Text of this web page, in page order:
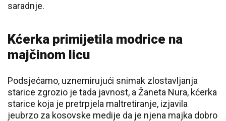
saradnje.
Kćerka primijetila modrice na
majčinom licu
​Podsjećamo, uznemirujući snimak zlostavljanja
starice zgrozio je tada javnost, a Žaneta Nura, kćerka
starice koja je pretrpjela maltretiranje, izjavila
jeubrzo za kosovske medije da je njena majka dobro